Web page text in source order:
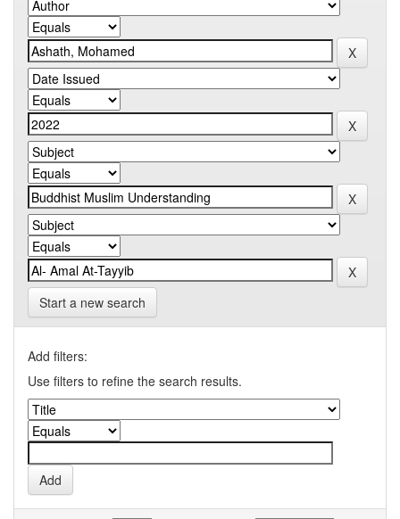
Start a new search
Add filters:
Use filters to refine the search results.